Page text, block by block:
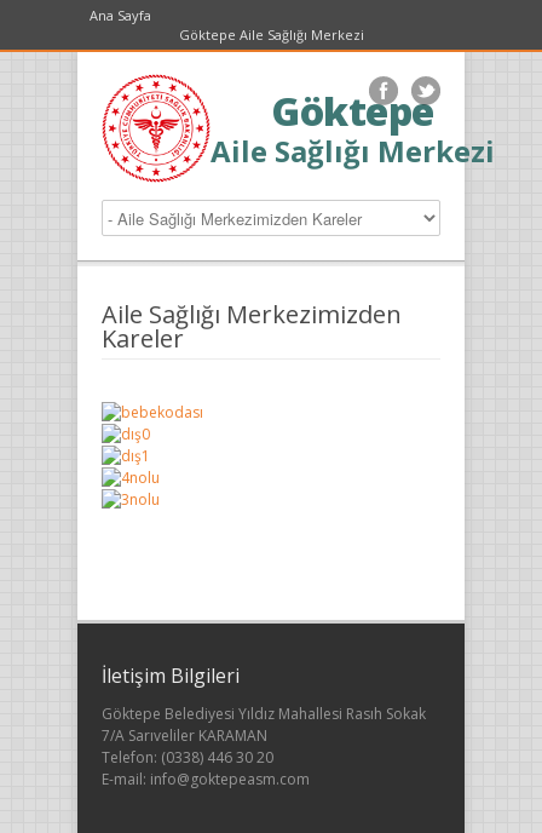
Ana Sayfa
Göktepe Aile Sağlığı Merkezi
Göktepe
Aile Sağlığı Merkezi
Aile Sağlığı Merkezimizden
Kareler
İletişim Bilgileri
Göktepe Belediyesi Yıldız Mahallesi Rasıh Sokak
7/A Sarıveliler KARAMAN
Telefon: (0338) 446 30 20
E-mail: info@goktepeasm.com